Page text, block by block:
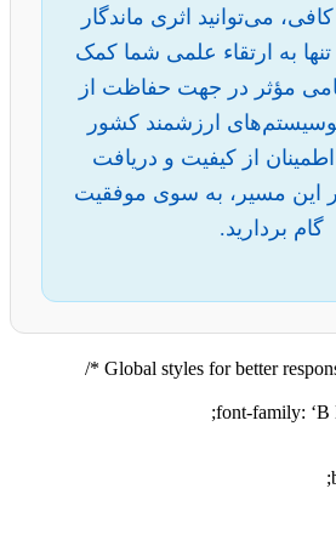
می‌توانید اثری ماندگار
به ارتقاء علمی شما کمک
مؤثر در جهت حفاظت از
ارزشمند کشور
اطمینان از کیفیت و دریافت
این مسیر، به سوی موفقیت
گام بردارید.
font-family: ‘B